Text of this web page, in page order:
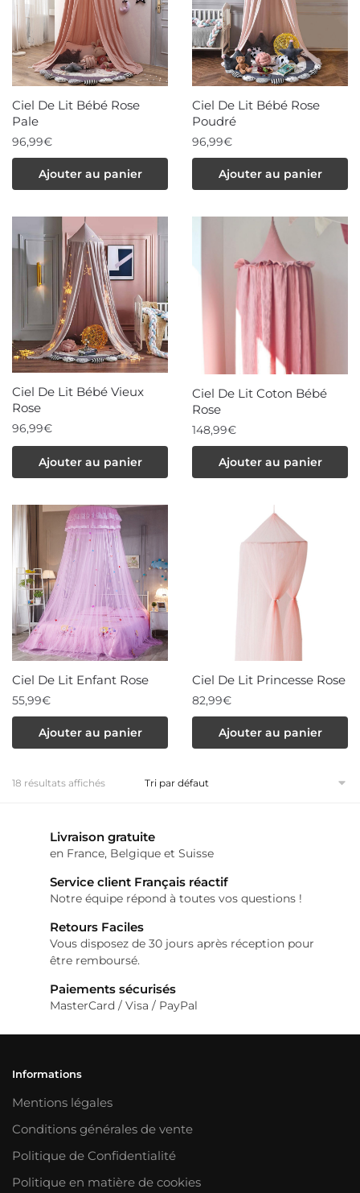
Ciel De Lit Bébé Rose
Pale
96,99€
Ajouter au panier
Ciel De Lit Bébé Rose
Poudré
96,99€
Ajouter au panier
Ciel De Lit Bébé Vieux
Rose
96,99€
Ajouter au panier
Ciel De Lit Coton Bébé
Rose
148,99€
Ajouter au panier
Ciel De Lit Enfant Rose
55,99€
Ajouter au panier
Ciel De Lit Princesse Rose
82,99€
Ajouter au panier
18 résultats affichés
Livraison gratuite
en France, Belgique et Suisse
Service client Français réactif
Notre équipe répond à toutes vos questions !
Retours Faciles
Vous disposez de 30 jours après réception pour
être remboursé.
Paiements sécurisés
MasterCard / Visa / PayPal
Informations
Mentions légales
Conditions générales de vente
Politique de Confidentialité
Politique en matière de cookies